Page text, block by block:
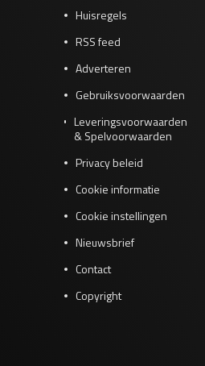
Huisregels
RSS feed
Adverteren
Gebruiksvoorwaarden
Leveringsvoorwaarden
& Spelvoorwaarden
Privacy beleid
Cookie informatie
Cookie instellingen
Nieuwsbrief
Contact
Copyright